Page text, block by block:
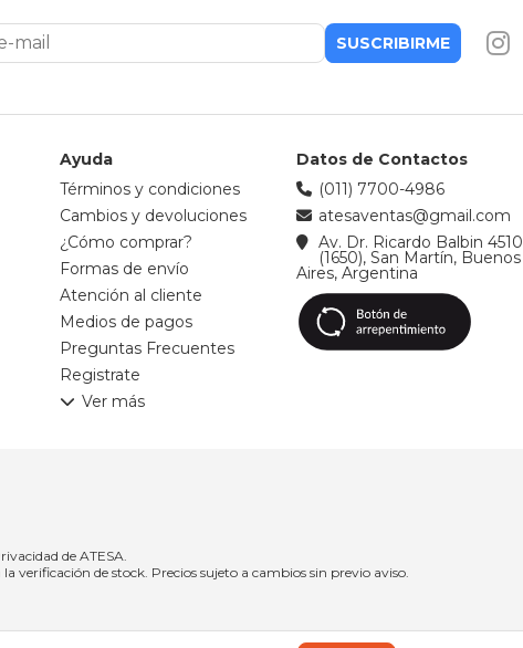
SUSCRIBIRME
Ayuda
Términos y condiciones
Cambios y devoluciones
¿Cómo comprar?
Formas de envío
Atención al cliente
Medios de pagos
Preguntas Frecuentes
Registrate
Ver más
Datos de Contactos
(011) 7700-4986
atesaventas@gmail.com
Av. Dr. Ricardo Balbin 4510
(1650), San Martín, Buenos
Aires, Argentina
de ATESA.
verificación de stock. Precios sujeto a cambios sin previo aviso.